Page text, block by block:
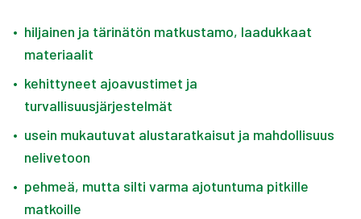
• hiljainen ja tärinätön matkustamo, laadukkaat
materiaalit
• kehittyneet ajoavustimet ja
turvallisuusjärjestelmät
• usein mukautuvat alustaratkaisut ja mahdollisuus
nelivetoon
• pehmeä, mutta silti varma ajotuntuma pitkille
matkoille